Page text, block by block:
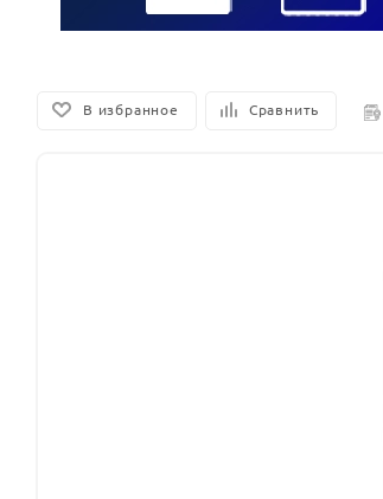
В избранное Сравнить